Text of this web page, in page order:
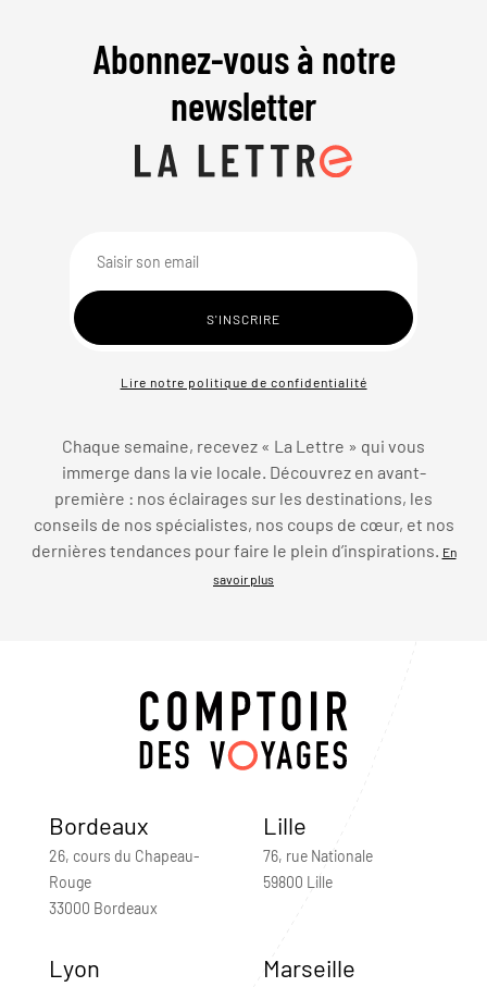
Abonnez-vous à notre
newsletter
Lire notre politique de confidentialité
Chaque semaine, recevez « La Lettre » qui vous
immerge dans la vie locale. Découvrez en avant-
première : nos éclairages sur les destinations, les
conseils de nos spécialistes, nos coups de cœur, et nos
dernières tendances pour faire le plein d’inspirations. En
savoir plus
Bordeaux
26, cours du Chapeau-
Rouge
33000 Bordeaux
Lille
76, rue Nationale
59800 Lille
Lyon Marseille